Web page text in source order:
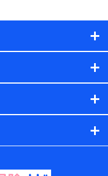
更改案内等を提供し
ィナンシャルグルー
に関する情報。例と
名、住所、生年月
関係、保険加入の目
料のお支払方法、車
建物の構造や築年数
どの情報などが含ま
ータを取得する方法